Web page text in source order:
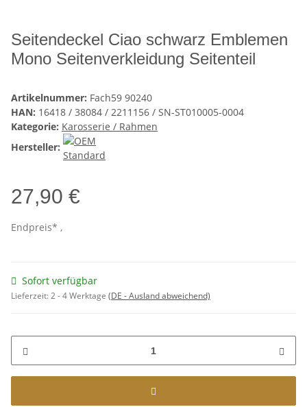
Seitendeckel Ciao schwarz Emblemen
Mono Seitenverkleidung Seitenteil
Artikelnummer: Fach59 90240
HAN: 16418 / 38084 / 2211156 / SN-ST010005-0004
Kategorie: Karosserie / Rahmen
Hersteller:
27,90 €
Endpreis* ,
Sofort verfügbar
Lieferzeit:2 - 4 Werktage (DE - Ausland abweichend)